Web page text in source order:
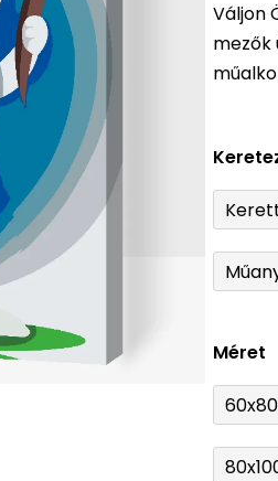
Váljon
mezők
Méret